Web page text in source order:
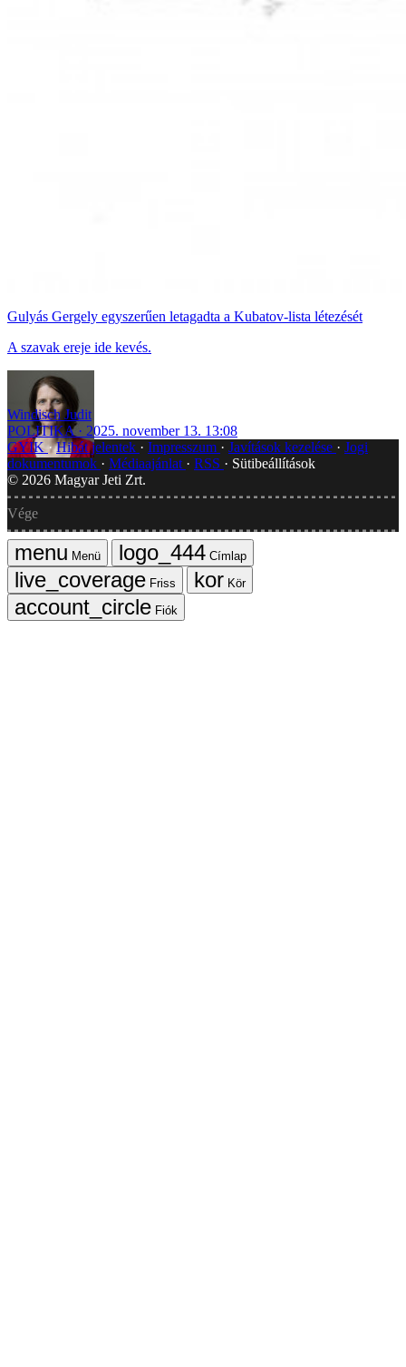
Gulyás Gergely egyszerűen letagadta a Kubatov-lista létezését
A szavak ereje ide kevés.
Windisch Judit
POLITIKA
2025. november 13. 13:08
GYIK Hibát jelentek Impresszum Javítások kezelése
Jogi
dokumentumok
Médiaajánlat RSS
Sütibeállítások
© 2026 Magyar Jeti Zrt.
Vége
Menü
Címlap
Friss
Kör
Fiók